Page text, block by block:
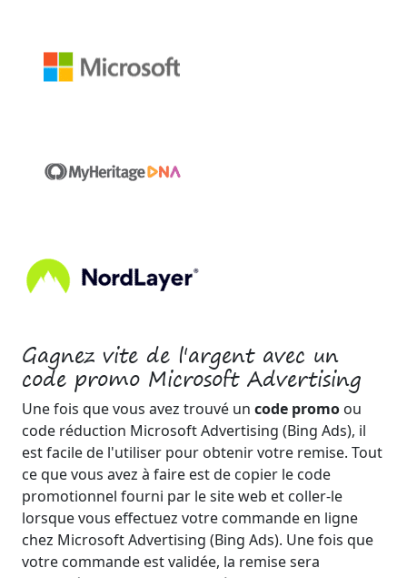
Gagnez vite de l'argent avec un
code promo Microsoft Advertising
Une fois que vous avez trouvé un code promo ou
code réduction Microsoft Advertising (Bing Ads), il
est facile de l'utiliser pour obtenir votre remise. Tout
ce que vous avez à faire est de copier le code
promotionnel fourni par le site web et coller-le
lorsque vous effectuez votre commande en ligne
chez Microsoft Advertising (Bing Ads). Une fois que
votre commande est validée, la remise sera